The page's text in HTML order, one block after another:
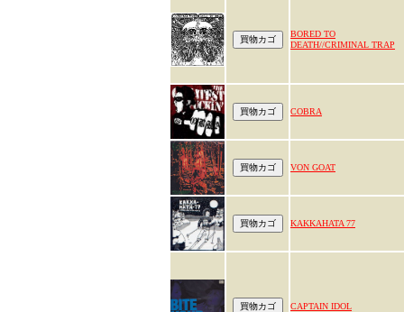
BORED TO
DEATH//CRIMINAL TRAP
COBRA
VON GOAT
KAKKAHATA 77
CAPTAIN IDOL